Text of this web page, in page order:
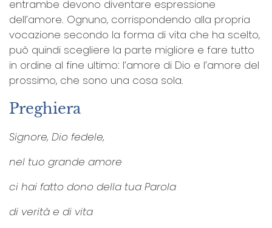
entrambe devono diventare espressione
dell’amore. Ognuno, corrispondendo alla propria
vocazione secondo la forma di vita che ha scelto,
può quindi scegliere la parte migliore e fare tutto
in ordine al fine ultimo: l’amore di Dio e l’amore del
prossimo, che sono una cosa sola.
Preghiera
Signore, Dio fedele,
nel tuo grande amore
ci hai fatto dono della tua Parola
di verità e di vita